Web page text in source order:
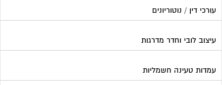
עורכי דין / נוטוריונים
עיצוב לובי וחדר מדרגות
עמדות טעינה חשמליות